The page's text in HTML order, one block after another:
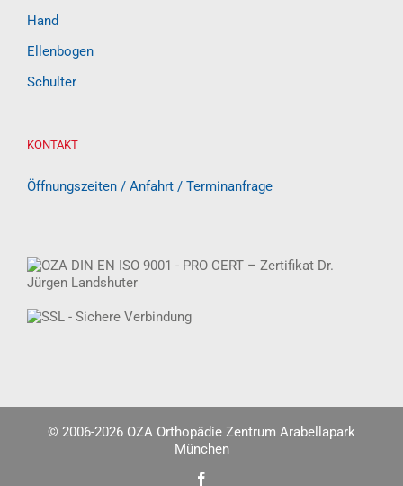
Hand
Ellenbogen
Schulter
KONTAKT
Öffnungszeiten / Anfahrt / Terminanfrage
© 2006-2026 OZA Orthopädie Zentrum Arabellapark
München